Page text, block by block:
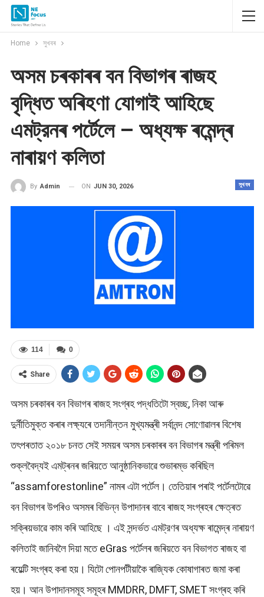
Home সুখবৰ
অসম চৰকাৰৰ বন বিভাগৰ ৰাজহ
বৃদ্ধিত অৰিহণা যোগাই আহিছে
এমট্রনৰ পৰ্টেলে – অধ্যক্ষ ৰমেন্দ্ৰ
নাৰায়ণ কলিতা
সুখবৰ
By Admin ON JUN 30, 2026
0
114
Share
অসম চৰকাৰৰ বন বিভাগৰ ৰাজহ সংগ্ৰহ পদ্ধতিটো স্বচ্ছ, নিকা আৰু
দুৰ্নীতিমুক্ত কৰাৰ লক্ষ্যৰে তদানীন্তন মুখ্যমন্ত্ৰী সৰ্বানন্দ সোণোৱালৰ বিশেষ
তৎপৰতাত ২০১৮ চনত সেই সময়ৰ অসম চৰকাৰৰ বন বিভাগৰ মন্ত্ৰী পৰিমল
শুক্লবৈদ্যই এমট্ৰনৰ জৰিয়তে আনুষ্ঠানিকভাৱে শুভাৰম্ভ কৰিছিল
“assamforestonline” নামৰ এটা পৰ্টেল। তেতিয়াৰ পৰাই পৰ্টেলটোৱে
বন বিভাগৰ উপৰিও অসমৰ বিভিন্ন উপাদানৰ বাবে ৰাজহ সংগ্ৰহৰ ক্ষেত্ৰত
সক্ৰিয়ভাৱে কাম কৰি আহিছে । এই সন্দৰ্ভত এমট্রণৰ অধ্যক্ষ ৰামেন্দ্ৰ নাৰায়ণ
কলিতাই জানিবলৈ দিয়া মতে eGras পৰ্টেলৰ জৰিয়তে বন বিভাগত ৰাজহ বা
ৰয়েল্টি সংগ্ৰহ কৰা হয়। যিটো পোনপটীয়াকৈ ৰাজ্যিক কোষাগাৰত জমা কৰা
হয়। আন উপাদানসমূহ সমূহৰ MMDRR, DMFT, SMET সংগ্ৰহ কৰি